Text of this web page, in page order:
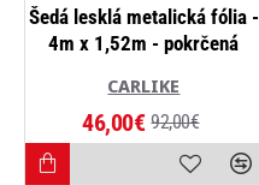
NOVINKA
-50%
CARLIKE
Šedá lesklá metalická fólia -
4m x 1,52m - pokrčená
46,00€ 92,00€